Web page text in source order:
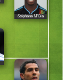
Stéphane M'Bia